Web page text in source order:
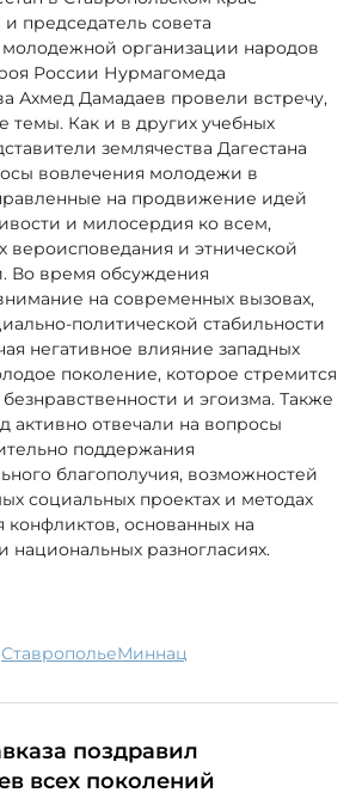
председатель совета
организации народов
России Нурмагомеда
Ахмед Дамадаев провели встречу,
темы. Как и в других учебных
землячества Дагестана
вовлечения молодежи в
на продвижение идей
и милосердия ко всем,
вероисповедания и этнической
Во время обсуждения
на современных вызовах,
политической стабильности
негативное влияние западных
поколение, которое стремится
и эгоизма. Также
активно отвечали на вопросы
поддержания
благополучия, возможностей
социальных проектах и методах
основанных на
национальных разногласиях.
Ставрополье миннац
поздравил
всех поколений